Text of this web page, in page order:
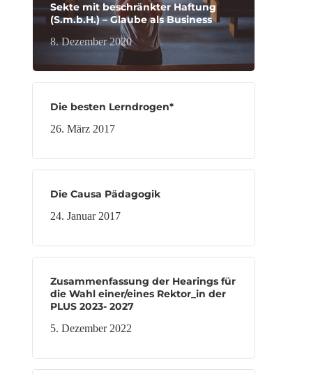
Sekte mit beschränkter Haftung
(S.m.b.H.) – Glaube als Business
8. Dezember 2020
Die besten Lerndrogen*
26. März 2017
Die Causa Pädagogik
24. Januar 2017
Zusammenfassung der Hearings für
die Wahl einer/eines Rektor_in der
PLUS 2023- 2027
5. Dezember 2022